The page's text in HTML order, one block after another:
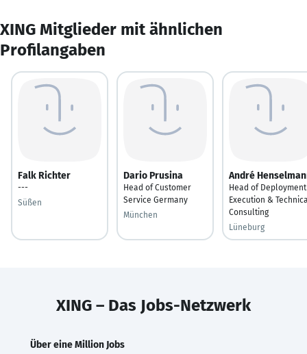
XING Mitglieder mit ähnlichen
Profilangaben
Falk Richter
---
Süßen
Dario Prusina
Head of Customer
Service Germany
München
André
Head of Deployment
Execution &
Consulting
Lüneburg
XING – Das Jobs-Netzwerk
Über eine Million Jobs